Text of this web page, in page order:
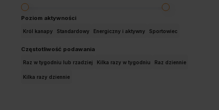
Poziom aktywności
Król kanapy Standardowy Energiczny i aktywny Sportowiec
Częstotliwość podawania
Raz w tygodniu lub rzadziej Kilka razy w tygodniu Raz dziennie
Kilka razy dziennie